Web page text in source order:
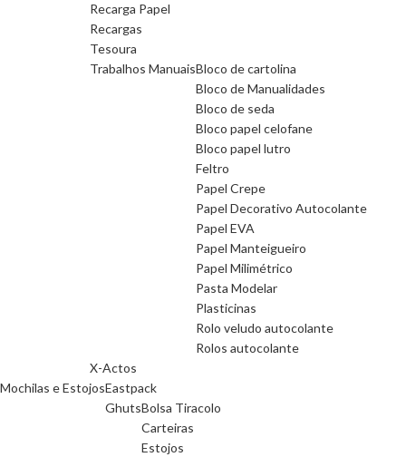
Recarga Papel
Recargas
Tesoura
Trabalhos ManuaisBloco de cartolina
Bloco de Manualidades
Bloco de seda
Bloco papel celofane
Bloco papel lutro
Feltro
Papel Crepe
Papel Decorativo Autocolante
Papel EVA
Papel Manteigueiro
Papel Milimétrico
Pasta Modelar
Plasticinas
Rolo veludo autocolante
Rolos autocolante
X-Actos
Mochilas e EstojosEastpack
GhutsBolsa Tiracolo
Carteiras
Estojos